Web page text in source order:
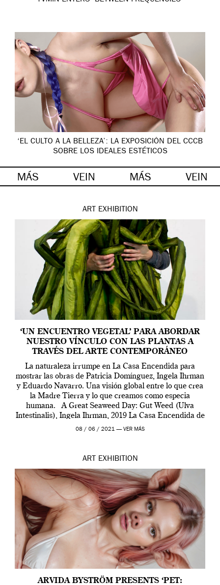
‘EL CULTO A LA BELLEZA’: LA EXPOSICIÓN DEL CCCB
SOBRE LOS IDEALES ESTÉTICOS
MÁS VEIN MÁS VEIN
ART EXHIBITION
‘UN ENCUENTRO VEGETAL’ PARA ABORDAR
NUESTRO VÍNCULO CON LAS PLANTAS A
TRAVÉS DEL ARTE CONTEMPORÁNEO
La naturaleza irrumpe en La Casa Encendida para
mostrar las obras de Patricia Domínguez, Ingela Ihrman
y Eduardo Navarro. Una visión global entre lo que crea
la Madre Tierra y lo que creamos como especia
humana. A Great Seaweed Day: Gut Weed (Ulva
Intestinalis), Ingela Ihrman, 2019 La Casa Encendida de
Madrid y la Wellcome […]
08 / 06 / 2021 — VER MÁS
ART EXHIBITION
ARVIDA BYSTRÖM PRESENTS ‘PET: